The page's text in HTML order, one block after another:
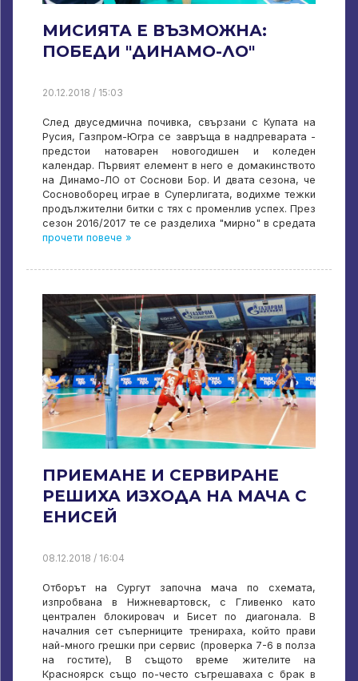
МИСИЯТА Е ВЪЗМОЖНА:
ПОБЕДИ "ДИНАМО-ЛО"
20.12.2018 / 15:03
След двуседмична почивка, свързани с Купата на
Русия, Газпром-Югра се завръща в надпреварата -
предстои натоварен новогодишен и коледен
календар. Първият елемент в него е домакинството
на Динамо-ЛО от Соснови Бор. И двата сезона, че
Сосновоборец играе в Суперлигата, водихме тежки
продължителни битки с тях с променлив успех. През
сезон 2016/2017 те се разделиха "мирно" в средата
прочети повече »
ПРИЕМАНЕ И СЕРВИРАНЕ
РЕШИХА ИЗХОДА НА МАЧА С
ЕНИСЕЙ
08.12.2018 / 16:04
Отборът на Сургут започна мача по схемата,
изпробвана в Нижневартовск, с Гливенко като
централен блокировач и Бисет по диагонала. В
началния сет съперниците тренираха, който прави
най-много грешки при сервис (проверка 7-6 в полза
на гостите), В същото време жителите на
Красноярск също по-често съгрешаваха с брак в